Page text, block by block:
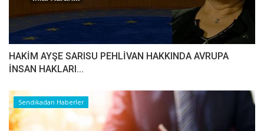
HAKİM AYŞE SARISU PEHLİVAN HAKKINDA AVRUPA
İNSAN HAKLARI...
Sendikadan Haberler